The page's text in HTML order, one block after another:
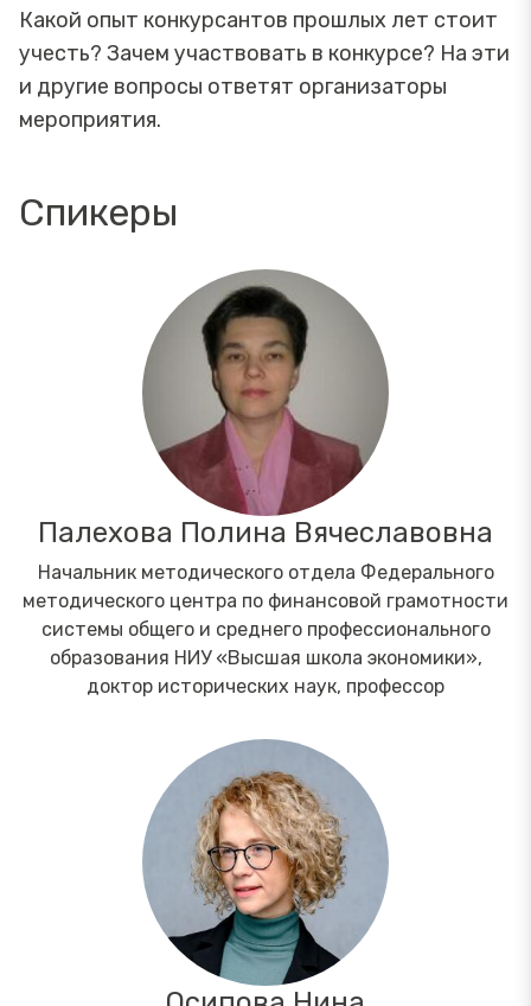
Какой опыт конкурсантов прошлых лет стоит
учесть? Зачем участвовать в конкурсе? На эти
и другие вопросы ответят организаторы
мероприятия.
Спикеры
Палехова Полина Вячеславовна
Начальник методического отдела Федерального
методического центра по финансовой грамотности
системы общего и среднего профессионального
образования НИУ «Высшая школа экономики»,
доктор исторических наук, профессор